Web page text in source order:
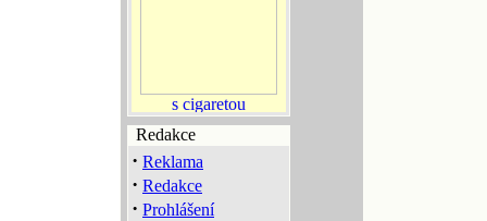
Redakce
· Reklama
· Redakce
· Prohlášení